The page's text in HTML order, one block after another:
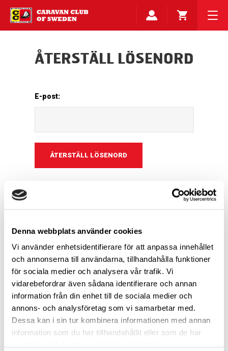
Denna webbplats använder cookies
Vi använder enhetsidentifierare för att anpassa innehållet
och annonserna till användarna, tillhandahålla funktioner
för sociala medier och analysera vår trafik. Vi
vidarebefordrar även sådana identifierare och annan
information från din enhet till de sociala medier och
annons- och analysföretag som vi samarbetar med.
Dessa kan i sin tur kombinera informationen med annan
information som du har tillhandahållit eller som de har
ÅTERSTÄLL LÖSENORD
E-post: